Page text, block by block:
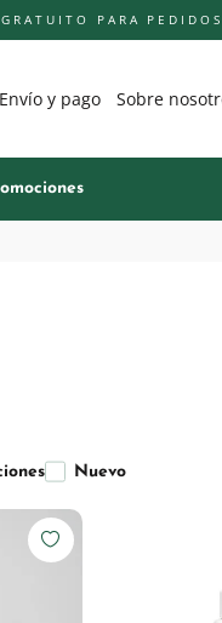
PARA
Envío y pago Sobre
Nuevo